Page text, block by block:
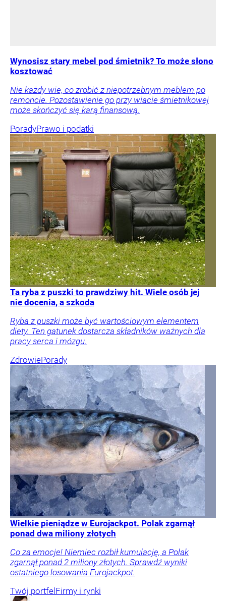
Wynosisz stary mebel pod śmietnik? To może słono
kosztować
Nie każdy wie, co zrobić z niepotrzebnym meblem po
remoncie. Pozostawienie go przy wiacie śmietnikowej
może skończyć się karą finansową.
PoradyPrawo i podatki
Ta ryba z puszki to prawdziwy hit. Wiele osób jej
nie docenia, a szkoda
Ryba z puszki może być wartościowym elementem
diety. Ten gatunek dostarcza składników ważnych dla
pracy serca i mózgu.
ZdrowiePorady
Wielkie pieniądze w Eurojackpot. Polak zgarnął
ponad dwa miliony złotych
Co za emocje! Niemiec rozbił kumulację, a Polak
zgarnął ponad 2 miliony złotych. Sprawdź wyniki
ostatniego losowania Eurojackpot.
Twój portfelFirmy i rynki